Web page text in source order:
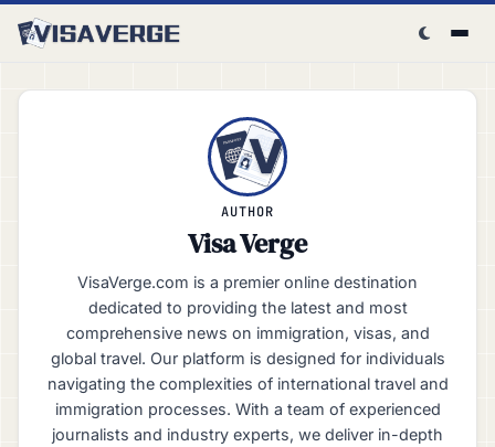
Skip to content
AUTHOR
Visa Verge
VisaVerge.com is a premier online destination
dedicated to providing the latest and most
comprehensive news on immigration, visas, and
global travel. Our platform is designed for individuals
navigating the complexities of international travel and
immigration processes. With a team of experienced
journalists and industry experts, we deliver in-depth